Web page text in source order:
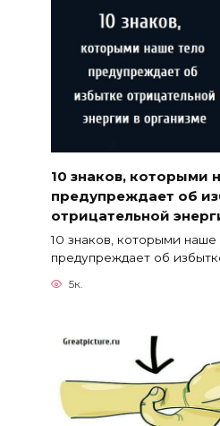
10 знаков, которыми
предупреждает об
отрицательной
10 знаков, которыми наше
предупреждает об
5к.